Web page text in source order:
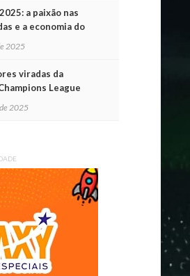
a paixão nas
e a economia do
rodada
2025
viradas da
League
2025